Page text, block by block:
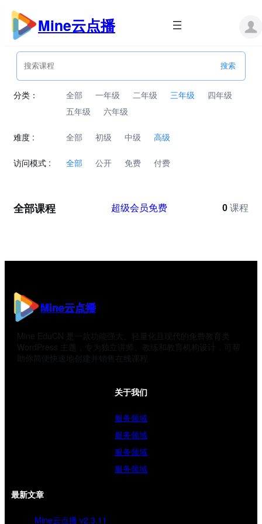
跳
内
Mine云点播
分类： 全部 一年级 二年级 三年级
四年级
五年级
六年级
难度 : 全部 初级 中级 高级
访问模式 : 全部 公开 免费 付费
全部课程 超级会员免费 0 课程
Mine云点播
Mine EduCN 是一款功能强大、轻量化且现代的免费教育类
WordPress 主题，专为独立讲师、教练和教育机构设计，可帮
助你简便快速地创建并销售在线课程
关于我们
服务领域
服务领域
服务领域
服务领域
最新文章
Mine云点播 v2.3.11